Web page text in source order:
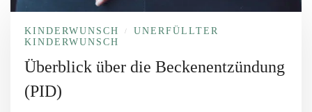
KINDERWUNSCH /
UNERFÜLLTER
KINDERWUNSCH
Überblick über die Beckenentzündung
(PID)